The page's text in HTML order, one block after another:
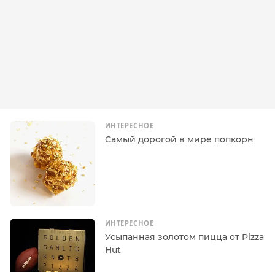
ИНТЕРЕСНОЕ
Самый дорогой в мире попкорн
ИНТЕРЕСНОЕ
Усыпанная золотом пицца от Pizza
Hut